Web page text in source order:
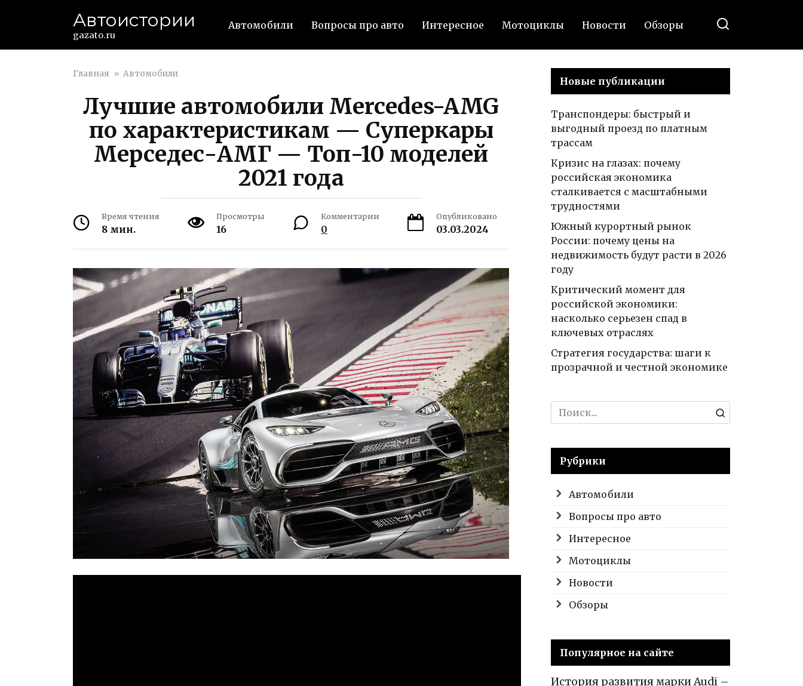
Автоистории
gazato.ru
Автомобили Вопросы про авто Интересное Мотоциклы Новости Обзоры
Главная » Автомобили
Лучшие автомобили Mercedes-AMG
по характеристикам — Суперкары
Мерседес-АМГ — Топ-10 моделей
2021 года
Время чтения
8 мин.
Просмотры
16
Комментарии
0
Опубликовано
03.03.2024
Новые публикации
Транспондеры: быстрый и
выгодный проезд по платным
трассам
Кризис на глазах: почему
российская экономика
сталкивается с масштабными
трудностями
Южный курортный рынок
России: почему цены на
недвижимость будут расти в 2026
году
Критический момент для
российской экономики:
насколько серьезен спад в
ключевых отраслях
Стратегия государства: шаги к
прозрачной и честной экономике
Search
for:
Рубрики
Автомобили
Вопросы про авто
Интересное
Мотоциклы
Новости
Обзоры
Популярное на сайте
История развития марки Audi –